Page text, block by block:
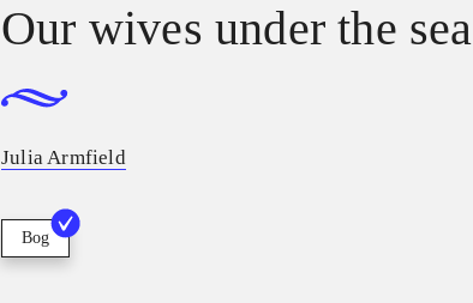
Our wives under the sea
Julia Armfield
Bog